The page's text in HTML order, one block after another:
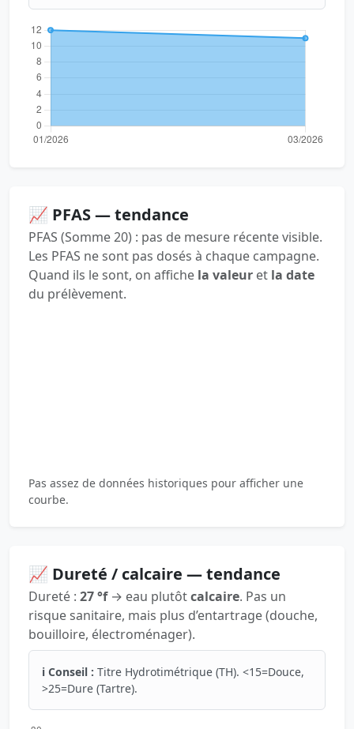
📈 PFAS — tendance
PFAS (Somme 20) : pas de mesure récente visible.
Les PFAS ne sont pas dosés à chaque campagne.
Quand ils le sont, on affiche la valeur et la date
du prélèvement.
Pas assez de données historiques pour afficher une
courbe.
📈 Dureté / calcaire — tendance
Dureté : 27 °f→ eau plutôtcalcaire. Pas un
risque sanitaire, mais plus d’entartrage (douche,
bouilloire, électroménager).
ℹ️ Conseil : Titre Hydrotimétrique (TH). <15=Douce,
>25=Dure (Tartre).